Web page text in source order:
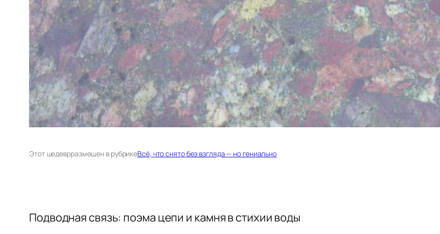
Этот шедеврразмещен в рубрикеВсё, что снято без взгляда — но гениально
Подводная связь: поэма цепи и камня в стихии воды